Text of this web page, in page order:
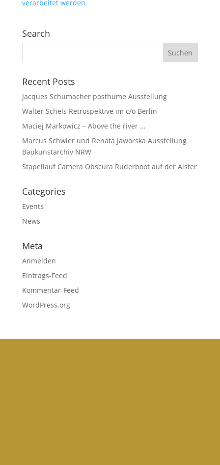
verarbeitet werden.
Search
Recent Posts
Jacques Schumacher posthume Ausstellung
Walter Schels Retrospektive im c/o Berlin
Maciej Markowicz – Above the river …
Marcus Schwier und Renata Jaworska Ausstellung
Baukunstarchiv NRW
Stapellauf Camera Obscura Ruderboot auf der Alster
Categories
Events
News
Meta
Anmelden
Eintrags-Feed
Kommentar-Feed
WordPress.org